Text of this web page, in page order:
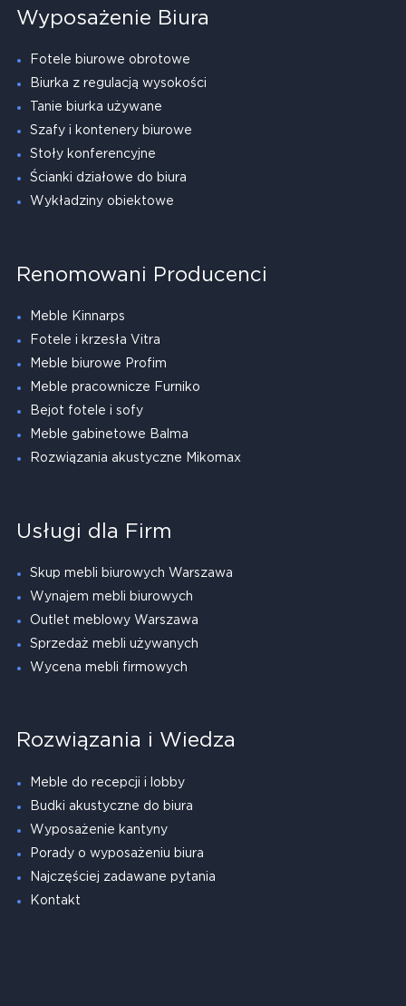
Wyposażenie Biura
Fotele biurowe obrotowe
Biurka z regulacją wysokości
Tanie biurka używane
Szafy i kontenery biurowe
Stoły konferencyjne
Ścianki działowe do biura
Wykładziny obiektowe
Renomowani Producenci
Meble Kinnarps
Fotele i krzesła Vitra
Meble biurowe Profim
Meble pracownicze Furniko
Bejot fotele i sofy
Meble gabinetowe Balma
Rozwiązania akustyczne Mikomax
Usługi dla Firm
Skup mebli biurowych Warszawa
Wynajem mebli biurowych
Outlet meblowy Warszawa
Sprzedaż mebli używanych
Wycena mebli firmowych
Rozwiązania i Wiedza
Meble do recepcji i lobby
Budki akustyczne do biura
Wyposażenie kantyny
Porady o wyposażeniu biura
Najczęściej zadawane pytania
Kontakt